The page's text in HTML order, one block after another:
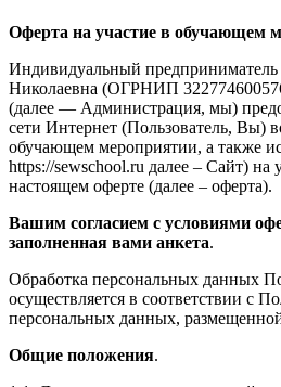
Оферта на участие в обучающем
Индивидуальный предприниматель
Николаевна (ОГРНИП
(далее — Администрация, мы)
сети Интернет (Пользователь, Вы)
обучающем мероприятии, а также
https://sewschool.ru далее – Сайт)
настоящем оферте (далее – оферта).
Вашим согласием с условиями
заполненная вами анкета.
Обработка персональных данных
осуществляется в соответствии с
персональных данных,
Общие положения.